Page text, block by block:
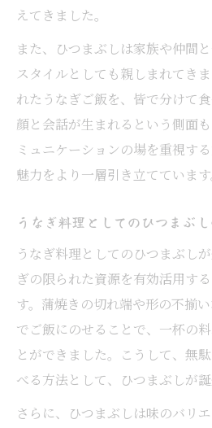
えてきました。
また、ひつまぶしは家族や仲間
スタイルとしても親しまれてき
れたうなぎご飯を、皆で分けて
顔と会話が生まれるという側面
ミュニケーションの場を重視す
魅力をより一層引き立てています
うなぎ料理としてのひつまぶ
うなぎ料理としてのひつまぶし
ぎの限られた資源を有効活用す
す。蒲焼きの切れ端や形の不揃
でご飯にのせることで、一杯の
とができました。こうして、無
べる方法として、ひつまぶしが誕
さらに、ひつまぶしは味のバリ